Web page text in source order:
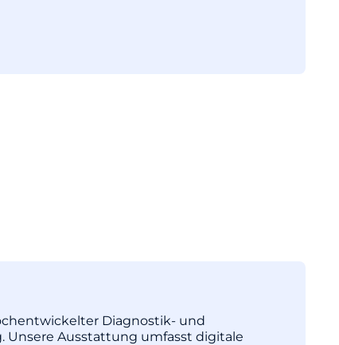
Diagnostik- und
Unsere Ausstattung umfasst digitale